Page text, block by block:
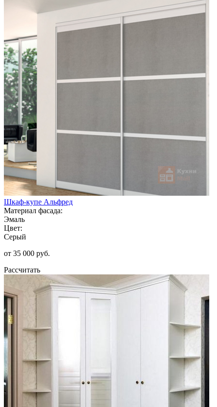
Шкаф-купе Альфред
Материал фасада:
Эмаль
Цвет:
Серый
от 35 000 руб.
Рассчитать